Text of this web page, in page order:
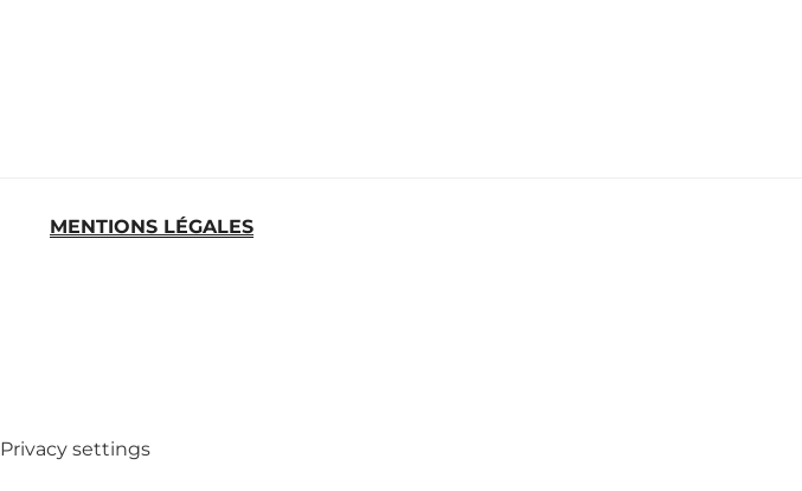
MENTIONS LÉGALES
Privacy settings